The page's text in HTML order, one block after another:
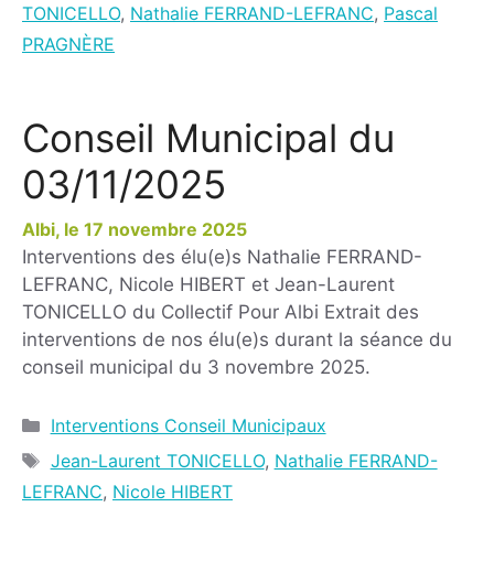
TONICELLO, Nathalie FERRAND-LEFRANC, Pascal
PRAGNÈRE
Conseil Municipal du
03/11/2025
17 novembre 2025
Interventions des élu(e)s Nathalie FERRAND-
LEFRANC, Nicole HIBERT et Jean-Laurent
TONICELLO du Collectif Pour Albi Extrait des
interventions de nos élu(e)s durant la séance du
conseil municipal du 3 novembre 2025.
Interventions Conseil Municipaux
Jean-Laurent TONICELLO, Nathalie FERRAND-
LEFRANC, Nicole HIBERT